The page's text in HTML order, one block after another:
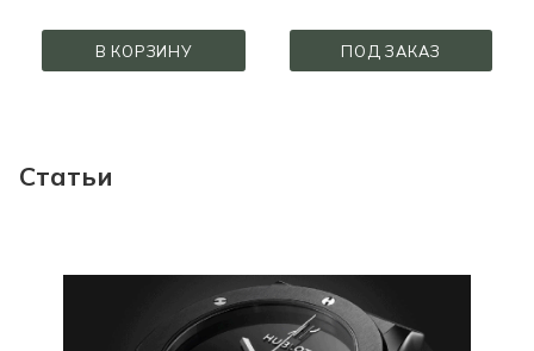
В КОРЗИНУ ПОД ЗАКАЗ
Статьи